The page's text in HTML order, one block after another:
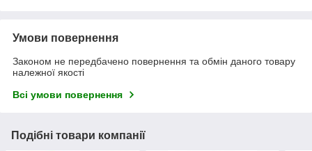
Умови повернення
Законом не передбачено повернення та обмін даного товару
належної якості
Всі умови повернення
Подібні товари компанії